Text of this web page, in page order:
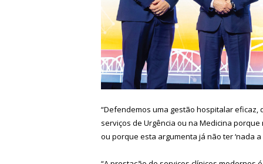
“Defendemos uma gestão hospitalar
serviços de Urgência ou na Medicina
ou porque esta argumenta já não ter ‘nada